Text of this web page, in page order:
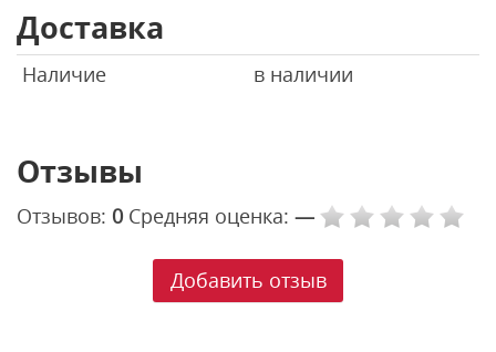
Доставка
Наличие в наличии
Отзывы
Отзывов: 0 Средняя оценка: —
Добавить отзыв